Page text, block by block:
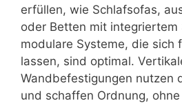
erfüllen, wie Schlafsofas,
oder Betten mit integriertem
modulare Systeme, die sich
lassen, sind optimal.
Wandbefestigungen nutzen
und schaffen Ordnung,